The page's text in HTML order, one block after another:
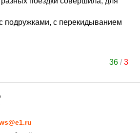
подружками, с перекидыванием
36 /3